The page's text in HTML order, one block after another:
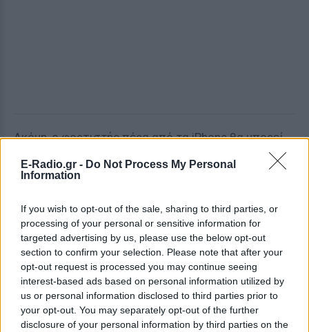
E-Radio.gr - Do Not Process My Personal
Information
If you wish to opt-out of the sale, sharing to third parties, or
processing of your personal or sensitive information for
targeted advertising by us, please use the below opt-out
section to confirm your selection. Please note that after your
opt-out request is processed you may continue seeing
interest-based ads based on personal information utilized by
us or personal information disclosed to third parties prior to
your opt-out. You may separately opt-out of the further
disclosure of your personal information by third parties on the
Ακόμη, ο φορτιστής πέρα από τα iPhone θα μπορεί
να χρησιμοποιηθεί και στα υπόλοιπα προϊόντα της
Apple, ακόμη και στα ακουστικά της.